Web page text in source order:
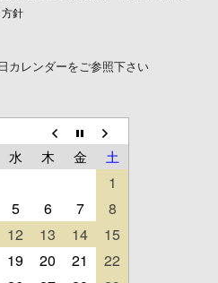
方針
カレンダーをご参照下さい
水 木 金 土
1
5 6 7
8
12 13 14
15
19 20 21
22